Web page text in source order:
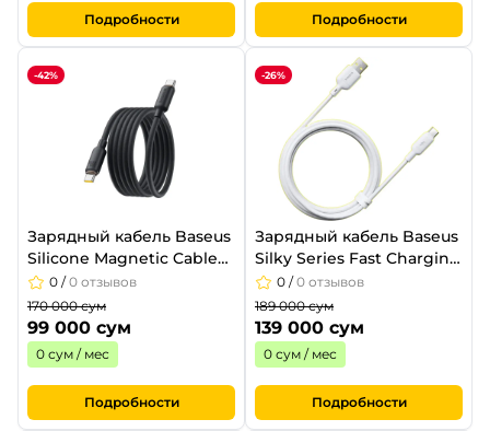
Подробности Подробности
-42%
Зарядный кабель Baseus
Silicone Magnetic Cable
1m USB-C to USB-C 100W
Cosmic Black
0 /0 отзывов
170 000 сум
99 000 сум
0 сум / мес
Подробности
-26%
Зарядный кабель Baseus
Silky Series Fast Charging
Cable USB-A to USB-C 3A
2m Moon White
0 /0 отзывов
189 000 сум
139 000 сум
0 сум / мес
Подробности